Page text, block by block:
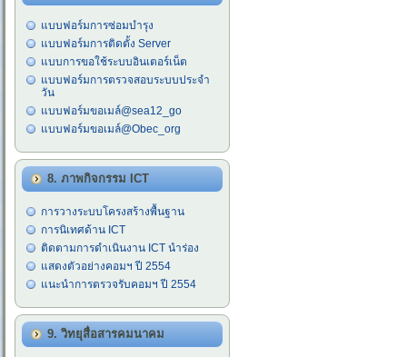
แบบฟอร์มการซ่อมบำรุง
แบบฟอร์มการติดตั้ง Server
แบบการขอใช้ระบบอินเตอร์เน็ต
แบบฟอร์มการตรวจสอบระบบประจำ
วัน
แบบฟอร์มขอเมล์@sea12_go
แบบฟอร์มขอเมล์@Obec_org
8. ภาพกิจกรรม ICT
การวางระบบโครงสร้างพื้นฐาน
การนิเทศด้าน ICT
ติดตามการดำเนินงาน ICT นำร่อง
แสดงตัวอย่างคอมฯ ปี 2554
แนะนำการตรวจรับคอมฯ ปี 2554
9. วิทยุสื่อสารคมนาคม